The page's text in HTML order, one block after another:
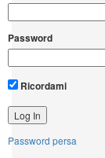
Password
Ricordami
Password persa